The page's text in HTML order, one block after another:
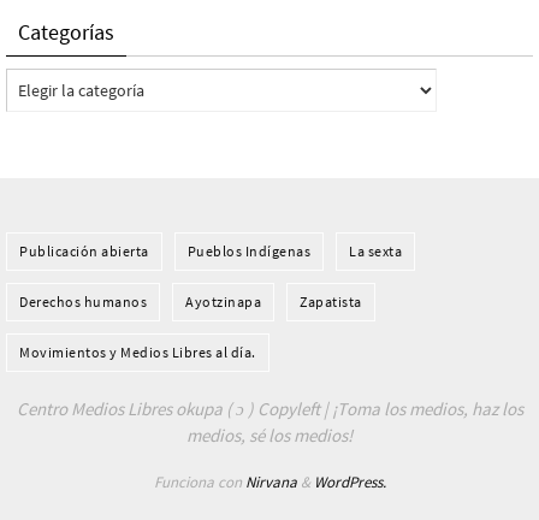
Categorías
Categorías
Publicación abierta Pueblos Indí­genas La sexta
Derechos humanos Ayotzinapa Zapatista
Movimientos y Medios Libres al día.
Centro Medios Libres okupa ( ɔ ) Copyleft | ¡Toma los medios, haz los
medios, sé los medios!
Funciona con Nirvana& WordPress.